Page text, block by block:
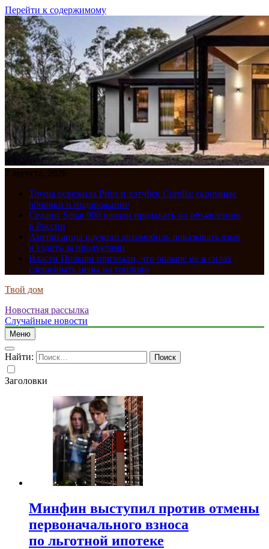
Перейти к содержимому
7 августа, 2026
Toyota освежила Prius и хэтчбек Corolla: скромные
обновки и подорожание
Седаны Senat 900 начали продавать по объявлению
в России
Американцы научили автомобиль показывать язык
и ездить за продуктами
Власти Польши признали, что больше не в силах
сдерживать цены на топливо
Твой дом
Новостная рассылка
Случайные новости
Меню
Найти:
Заголовки
Минфин выступил против отмены
первоначального взноса
по льготной ипотеке